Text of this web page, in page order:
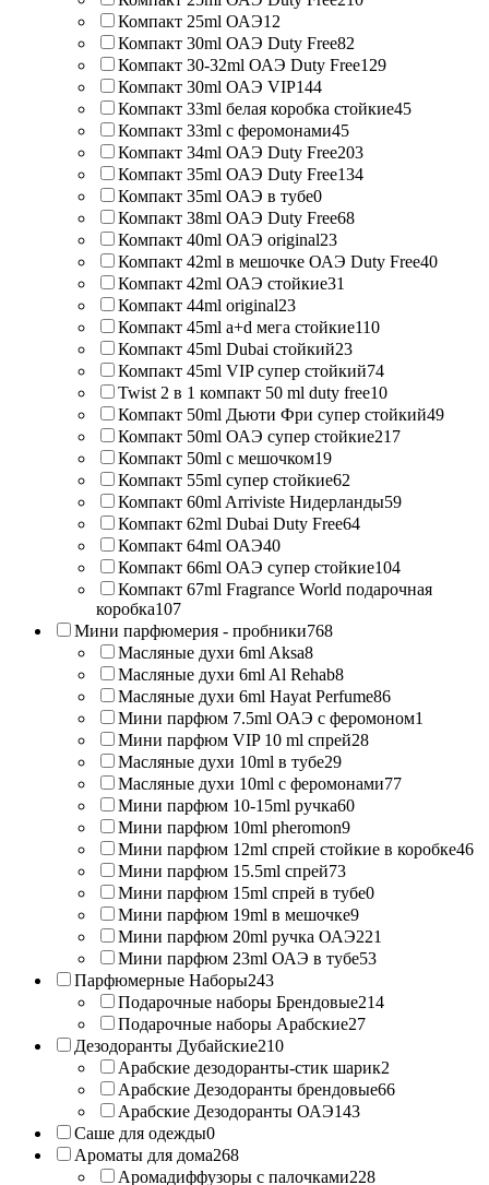
Компакт 25ml ОАЭ12
Компакт 30ml ОАЭ Duty Free82
Компакт 30-32ml ОАЭ Duty Free129
Компакт 30ml ОАЭ VIP144
Компакт 33ml белая коробка стойкие45
Компакт 33ml с феромонами45
Компакт 34ml ОАЭ Duty Free203
Компакт 35ml ОАЭ Duty Free134
Компакт 35ml ОАЭ в тубе0
Компакт 38ml ОАЭ Duty Free68
Компакт 40ml ОАЭ original23
Компакт 42ml в мешочке ОАЭ Duty Free40
Компакт 42ml ОАЭ стойкие31
Компакт 44ml original23
Компакт 45ml a+d мега стойкие110
Компакт 45ml Dubai стойкий23
Компакт 45ml VIP супер стойкий74
Twist 2 в 1 компакт 50 ml duty free10
Компакт 50ml Дьюти Фри супер стойкий49
Компакт 50ml ОАЭ супер стойкие217
Компакт 50ml с мешочком19
Компакт 55ml супер стойкие62
Компакт 60ml Arriviste Нидерланды59
Компакт 62ml Dubai Duty Free64
Компакт 64ml ОАЭ40
Компакт 66ml ОАЭ супер стойкие104
Компакт 67ml Fragrance World подарочная
коробка107
Мини парфюмерия - пробники768
Масляные духи 6ml Aksa8
Масляные духи 6ml Al Rehab8
Масляные духи 6ml Hayat Perfume86
Мини парфюм 7.5ml ОАЭ с феромоном1
Мини парфюм VIP 10 ml спрей28
Масляные духи 10ml в тубе29
Масляные духи 10ml с феромонами77
Мини парфюм 10-15ml ручка60
Мини парфюм 10ml pheromon9
Мини парфюм 12ml спрей стойкие в коробке46
Мини парфюм 15.5ml спрей73
Мини парфюм 15ml спрей в тубе0
Мини парфюм 19ml в мешочке9
Мини парфюм 20ml ручка ОАЭ221
Мини парфюм 23ml ОАЭ в тубе53
Парфюмерные Наборы243
Подарочные наборы Брендовые214
Подарочные наборы Арабские27
Дезодоранты Дубайские210
Арабские дезодоранты-стик шарик2
Арабские Дезодоранты брендовые66
Арабские Дезодоранты ОАЭ143
Саше для одежды0
Ароматы для дома268
Аромадиффузоры с палочками228